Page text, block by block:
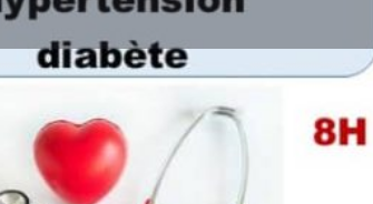
Détails Avis
Ajouter aux favoris